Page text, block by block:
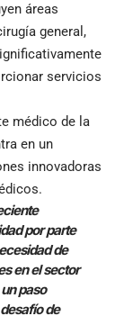
áreas
general,
servicios
médico de la
en un
innovadoras
por parte
de
en el sector
paso
de